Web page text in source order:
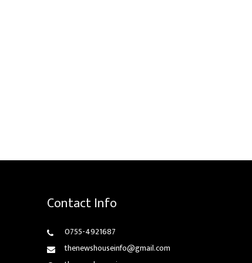
Contact Info
0755-4921687
thenewshouseinfo@gmail.com